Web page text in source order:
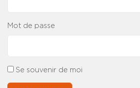
Mot de passe
Se souvenir de moi